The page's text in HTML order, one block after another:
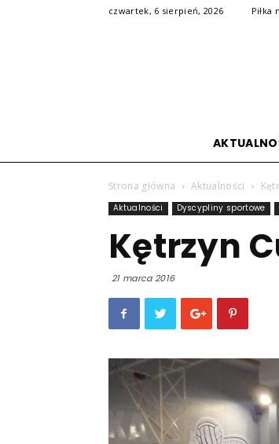
czwartek, 6 sierpień, 2026 Piłka
Strona główna Aktualności
Aktualności Dyscypliny sportowe
Kętrzyn
21 marca 2016